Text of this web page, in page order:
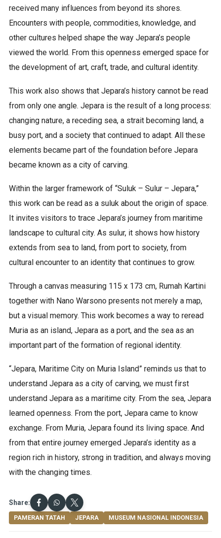
received many influences from beyond its shores.
Encounters with people, commodities, knowledge, and
other cultures helped shape the way Jepara’s people
viewed the world. From this openness emerged space for
the development of art, craft, trade, and cultural identity.
This work also shows that Jepara’s history cannot be read
from only one angle. Jepara is the result of a long process:
changing nature, a receding sea, a strait becoming land, a
busy port, and a society that continued to adapt. All these
elements became part of the foundation before Jepara
became known as a city of carving.
Within the larger framework of “Suluk – Sulur – Jepara,”
this work can be read as a suluk about the origin of space.
It invites visitors to trace Jepara’s journey from maritime
landscape to cultural city. As sulur, it shows how history
extends from sea to land, from port to society, from
cultural encounter to an identity that continues to grow.
Through a canvas measuring 115 x 173 cm, Rumah Kartini
together with Nano Warsono presents not merely a map,
but a visual memory. This work becomes a way to reread
Muria as an island, Jepara as a port, and the sea as an
important part of the formation of regional identity.
“Jepara, Maritime City on Muria Island” reminds us that to
understand Jepara as a city of carving, we must first
understand Jepara as a maritime city. From the sea, Jepara
learned openness. From the port, Jepara came to know
exchange. From Muria, Jepara found its living space. And
from that entire journey emerged Jepara’s identity as a
region rich in history, strong in tradition, and always moving
with the changing times.
Share:
PAMERAN TATAH JEPARA MUSEUM NASIONAL INDONESIA